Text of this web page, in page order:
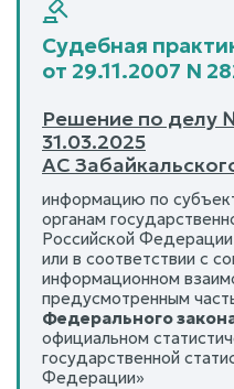
Судебная
от 29.11.2007 N
Решение по делу
31.03.2025
АС
информацию по
органам
Российской
или в соответствии с
информационном
предусмотренным
Федерального
официальном
государственной
Федерации»